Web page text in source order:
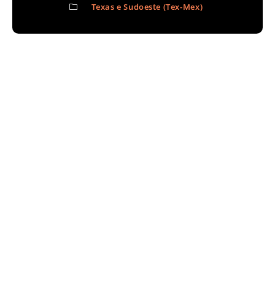
Texas e Sudoeste (Tex-Mex)